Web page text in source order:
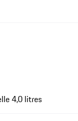
4,0 litres